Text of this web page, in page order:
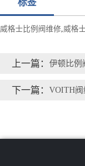
标签
威格士比例阀维修,威格
上一篇： 伊顿比例
下一篇： VOITH阀